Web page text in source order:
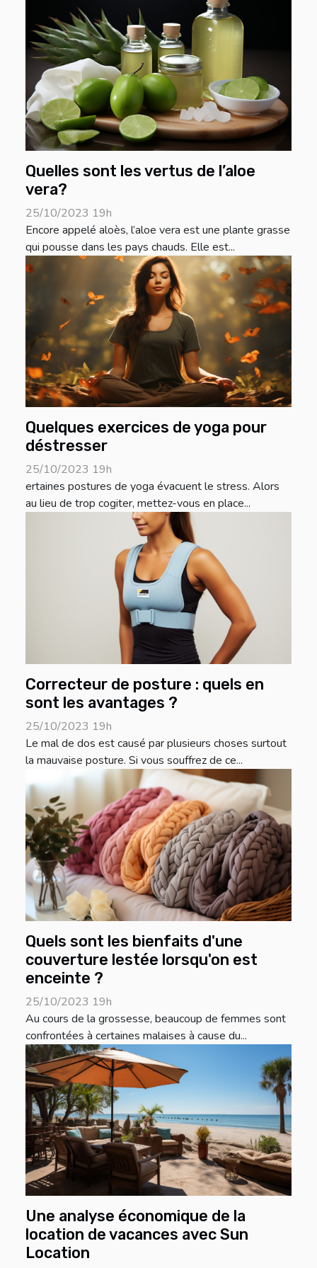
Quelles sont les vertus de l’aloe
vera?
25/10/2023 19h
Encore appelé aloès, l’aloe vera est une plante grasse
qui pousse dans les pays chauds. Elle est...
Quelques exercices de yoga pour
déstresser
25/10/2023 19h
ertaines postures de yoga évacuent le stress. Alors
au lieu de trop cogiter, mettez-vous en place...
Correcteur de posture : quels en
sont les avantages ?
25/10/2023 19h
Le mal de dos est causé par plusieurs choses surtout
la mauvaise posture. Si vous souffrez de ce...
Quels sont les bienfaits d'une
couverture lestée lorsqu'on est
enceinte ?
25/10/2023 19h
Au cours de la grossesse, beaucoup de femmes sont
confrontées à certaines malaises à cause du...
Une analyse économique de la
location de vacances avec Sun
Location